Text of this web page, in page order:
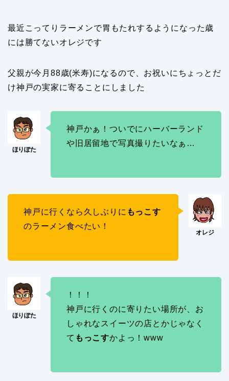
最近こってりラーメンで胃もたれするようになった歳
には勝てないオレジです
父親が今月88歳(米寿)になるので、お祝いにちょっとだ
け神戸の実家に寄ることにしました
神戸かぁ！ついでにハーバーランド
や旧居留地で写真撮りたいなぁ…
神戸に行くなら久しぶりに もっこす
のラーメン食べたい！
！！！
神戸に行くのに寄りたい場所が、お
しゃれなスイーツの店とかじゃなく
て もっこすかよっ！www